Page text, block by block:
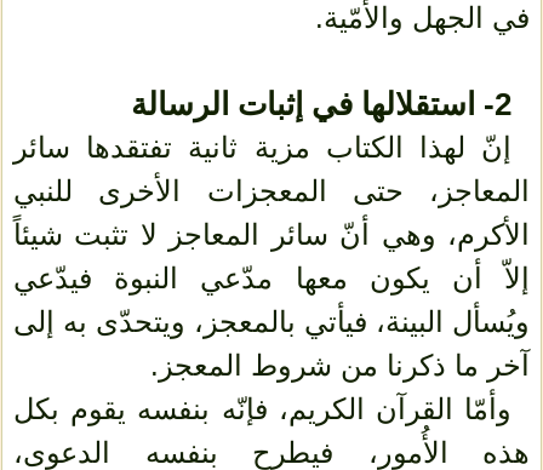
في الجهل والأُمّية.
2- استقلالها في إثبات الرسالة
إنّ لهذا الكتاب مزية ثانية تفتقدها سائر
المعاجز، حتى المعجزات الأخرى للنبي
الأكرم، وهي أنّ سائر المعاجز لا تثبت شيئاً
إلاّ أن يكون معها مدّعي النبوة فيدّعي
ويُسأل البينة، فيأتي بالمعجز، ويتحدّى به إلى
آخر ما ذكرنا من شروط المعجز.
وأمّا القرآن الكريم، فإنّه بنفسه يقوم بكل
هذه الأُمور، فيطرح بنفسه الدعوى،